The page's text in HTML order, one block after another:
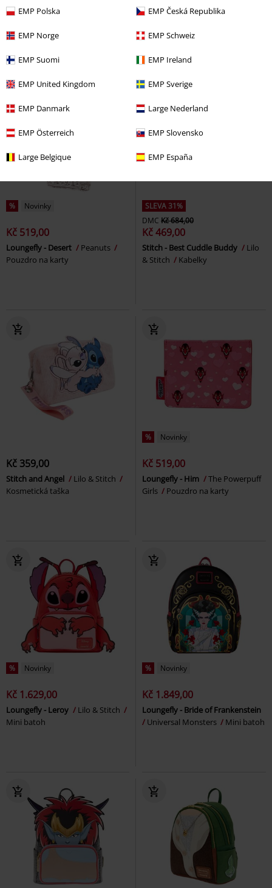
EMP Polska EMP Česká Republika
EMP Norge EMP Schweiz
EMP Suomi EMP Ireland
EMP United Kingdom EMP Sverige
EMP Danmark Large Nederland
EMP Österreich EMP Slovensko
Large Belgique EMP España
Mini batoh Mandalorian - Grogu
Loungefly - Moana
Moana
% Novinky
Kč 519,00
Loungefly - Desert
Peanuts
Pouzdro na karty
SLEVA 31%
DMC Kč 684,00
Kč 469,00
Stitch - Best Cuddle Buddy
Lilo
& Stitch
Kabelky
Kč 359,00
Stitch and Angel
Lilo & Stitch
Kosmetická taška
% Novinky
Kč 519,00
Loungefly - Him
The Powerpuff
Girls
Pouzdro na karty
% Novinky
Kč 1.629,00
Loungefly - Leroy
Lilo & Stitch
Mini batoh
% Novinky
Kč 1.849,00
Loungefly - Bride of Frankenstein
Universal Monsters
Mini batoh